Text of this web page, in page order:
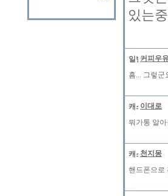
있는
커피우
흠... 그렇군
이대로
뭐가통 알
천지몽
핸드폰으로